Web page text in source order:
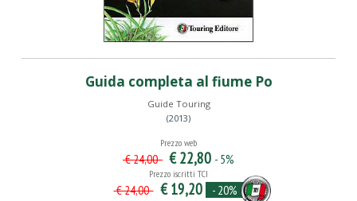
Guida completa al fiume Po
Guide Touring
(2013)
Prezzo web
€ 24,00 € 22,80 - 5%
Prezzo iscritti TCI
€ 24,00 € 19,20 - 20%